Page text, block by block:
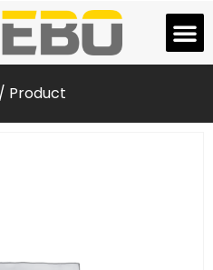
/ Product